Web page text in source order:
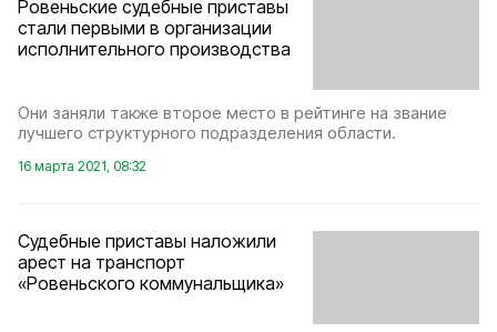
Ровеньские судебные приставы
стали первыми в организации
исполнительного производства
Они заняли также второе место в рейтинге на звание
лучшего структурного подразделения области.
16 марта 2021, 08:32
Судебные приставы наложили
арест на транспорт
«Ровеньского коммунальщика»